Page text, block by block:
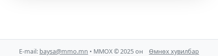
E-mail: baysa@mmo.mn • ММОХ © 2025 он Өмнөх хувилбар